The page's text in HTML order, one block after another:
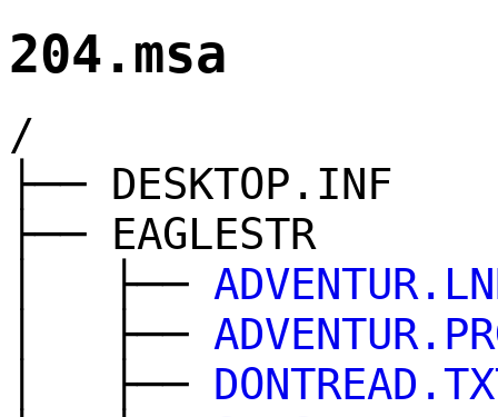
204.msa
/
├── DESKTOP.INF
├── EAGLESTR
│ ├──
│ ├──
│ ├──